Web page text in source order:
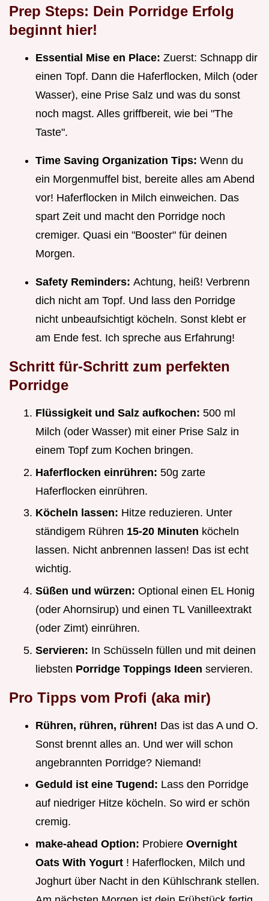
Prep Steps: Dein Porridge Erfolg
beginnt hier!
Essential Mise en Place: Zuerst: Schnapp dir
einen Topf. Dann die Haferflocken, Milch (oder
Wasser), eine Prise Salz und was du sonst
noch magst. Alles griffbereit, wie bei "The
Taste".
Time Saving Organization Tips: Wenn du
ein Morgenmuffel bist, bereite alles am Abend
vor! Haferflocken in Milch einweichen. Das
spart Zeit und macht den Porridge noch
cremiger. Quasi ein "Booster" für deinen
Morgen.
Safety Reminders: Achtung, heiß! Verbrenn
dich nicht am Topf. Und lass den Porridge
nicht unbeaufsichtigt köcheln. Sonst klebt er
am Ende fest. Ich spreche aus Erfahrung!
Schritt für-Schritt zum perfekten
Porridge
Flüssigkeit und Salz aufkochen: 500 ml
Milch (oder Wasser) mit einer Prise Salz in
einem Topf zum Kochen bringen.
Haferflocken einrühren: 50g zarte
Haferflocken einrühren.
Köcheln lassen: Hitze reduzieren. Unter
ständigem Rühren 15-20 Minuten köcheln
lassen. Nicht anbrennen lassen! Das ist echt
wichtig.
Süßen und würzen: Optional einen EL Honig
(oder Ahornsirup) und einen TL Vanilleextrakt
(oder Zimt) einrühren.
Servieren: In Schüsseln füllen und mit deinen
liebsten Porridge Toppings Ideen servieren.
Pro Tipps vom Profi (aka mir)
Rühren, rühren, rühren! Das ist das A und O.
Sonst brennt alles an. Und wer will schon
angebrannten Porridge? Niemand!
Geduld ist eine Tugend: Lass den Porridge
auf niedriger Hitze köcheln. So wird er schön
cremig.
make-ahead Option: Probiere Overnight
Oats With Yogurt ! Haferflocken, Milch und
Joghurt über Nacht in den Kühlschrank stellen.